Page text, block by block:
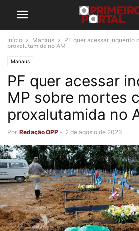
Início Manaus
PF quer acessar inquérito
proxalutamida no AM
Manaus
PF quer acessar
MP sobre mortes
proxalutamida no
Por Redação OPP - 2 de agosto de 2023